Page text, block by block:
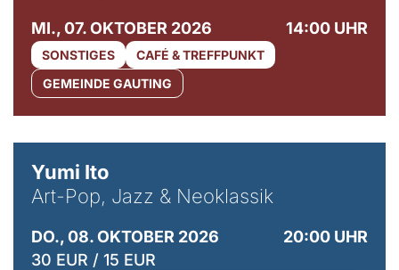
MI., 07. OKTOBER 2026 14:00 UHR
SONSTIGES
CAFÉ & TREFFPUNKT
GEMEINDE GAUTING
Yumi Ito
Art-Pop, Jazz & Neoklassik
DO., 08. OKTOBER 2026
20:00 UHR
30 EUR / 15 EUR